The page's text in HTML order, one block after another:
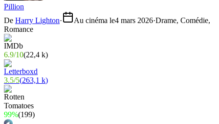
Pillion
De Harry Lighton· Au cinéma le4 mars 2026·Drame, Comédie,
Romance
6.9/10(22,4 k)
3.5/5(263,1 k)
99%(199)